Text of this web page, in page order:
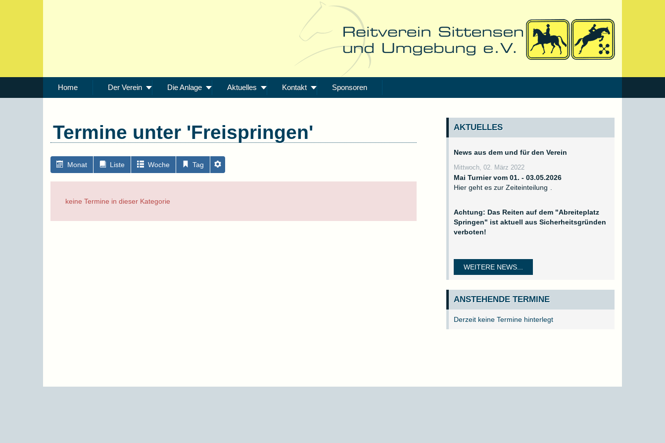
Home Der Verein Die Anlage Aktuelles Kontakt Sponsoren
Termine unter 'Freispringen'
Monat Liste Woche Tag
keine Termine in dieser Kategorie
AKTUELLES
News aus dem und für den Verein
Mittwoch, 02. März 2022
Mai Turnier vom 01. - 03.05.2026
Hier geht es zur Zeiteinteilung
Achtung: Das Reiten auf dem "Abreiteplatz
Springen" ist aktuell aus Sicherheitsgründen
verboten!
WEITERE NEWS...
ANSTEHENDE TERMINE
Derzeit keine Termine hinterlegt